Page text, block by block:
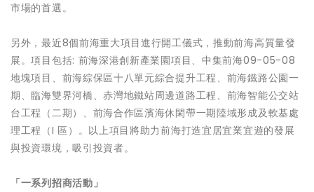
市場的首選。
另外，最近8個前海重大項目進行開工儀式，推動前海高質量發
展。項目包括: 前海深港創新產業園項目、中集前海09-05-08
地塊項目、前海綜保區十八單元綜合提升工程、前海鐵路公園一
期、臨海雙界河橋、赤灣地鐵站周邊道路工程、前海智能公交站
台工程（二期）、前海合作區濱海休閑帶一期陸域形成及軟基處
理工程（I 區）。以上項目將助力前海打造宜居宜業宜遊的發展
與投資環境，吸引投資者。
「一系列招商活動」